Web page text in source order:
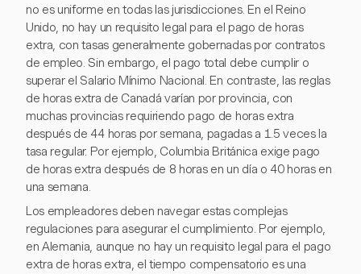
no es uniforme en todas las jurisdicciones. En el Reino
Unido, no hay un requisito legal para el pago de horas
extra, con tasas generalmente gobernadas por contratos
de empleo. Sin embargo, el pago total debe cumplir o
superar el Salario Mínimo Nacional. En contraste, las reglas
de horas extra de Canadá varían por provincia, con
muchas provincias requiriendo pago de horas extra
después de 44 horas por semana, pagadas a 1.5 veces la
tasa regular. Por ejemplo, Columbia Británica exige pago
de horas extra después de 8 horas en un día o 40 horas en
una semana.
Los empleadores deben navegar estas complejas
regulaciones para asegurar el cumplimiento. Por ejemplo,
en Alemania, aunque no hay un requisito legal para el pago
extra de horas extra, el tiempo compensatorio es una